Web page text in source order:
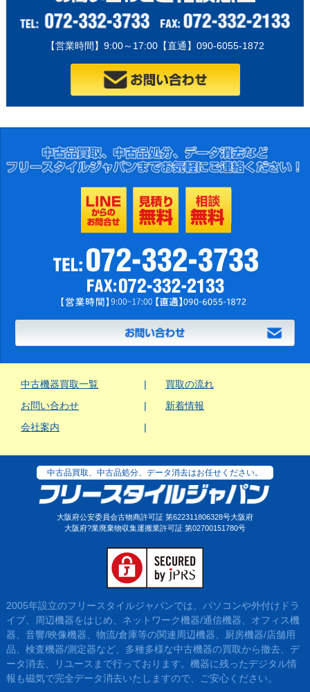
【営業時間】9:00～17:00【直通】090-6055-1872
中古機器買取一覧
買取の流れ
お問い合わせ
新着情報
会社案内
中古品買取、中古品処分、データ消去はお任せください。
大阪府公安委員会古物商許可証 第622311806328号大阪府
大阪府?業廃棄物収集運搬業許可証 第02700151780号
2005年設立のフリースタイルジャパンでは、パソコンや外付けドラ
イブ、周辺機器をはじめ、ネットワーク機器/通信機器、オフィス機
器、音響/映像機器、物流/倉庫等の関連周辺機器、厨房機器/店舗用
品、検査機器/測定器など、多種多様な中古機器の買取から撤去、デ
ータ消去、リユースまで行っております。機器に残ったデジタル情
報も磁気で完全データ消去いたしますので、ご安心ください。